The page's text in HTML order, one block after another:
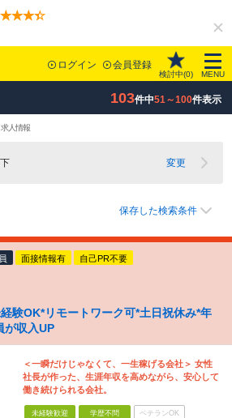
ログイン 会員登録
検討中(0) MENU
103件中51～100件表示
人情報
変更
保存した検索条件
面接情報有
自己PR不要
験OK*リモートワーク可*土日祝休み*年
が収入UP
＜一瞬だけじゃなくて、一生稼げる会社＞ 女性
社長が作った、生涯年収を高めながら、安心して
働き続けられる会社。
未経験歓迎 学歴不問 ベテランOK